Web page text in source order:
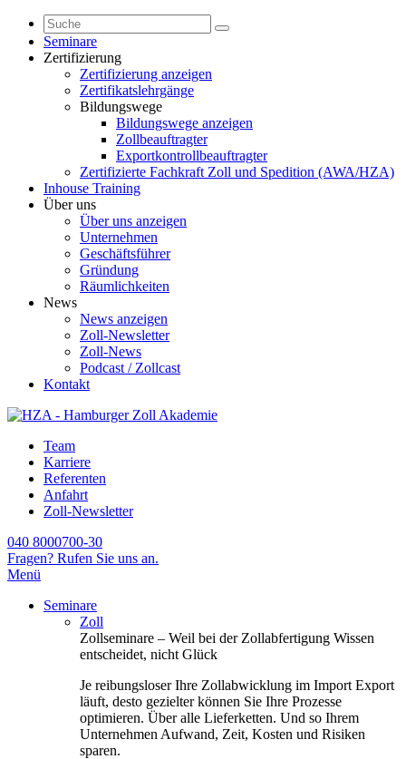
Seminare
Zertifizierung
Zertifizierung anzeigen
Zertifikatslehrgänge
Bildungswege
Bildungswege anzeigen
Zollbeauftragter
Exportkontrollbeauftragter
Zertifizierte Fachkraft Zoll und Spedition (AWA/HZA)
Inhouse Training
Über uns
Über uns anzeigen
Unternehmen
Geschäftsführer
Gründung
Räumlichkeiten
News
News anzeigen
Zoll-Newsletter
Zoll-News
Podcast / Zollcast
Kontakt
Team
Karriere
Referenten
Anfahrt
Zoll-Newsletter
040 8000700-30
Fragen? Rufen Sie uns an.
Menü
Seminare
Zoll
Zollseminare – Weil bei der Zollabfertigung Wissen
entscheidet, nicht Glück
Je reibungsloser Ihre Zollabwicklung im Import Export
läuft, desto gezielter können Sie Ihre Prozesse
optimieren. Über alle Lieferketten. Und so Ihrem
Unternehmen Aufwand, Zeit, Kosten und Risiken
sparen.